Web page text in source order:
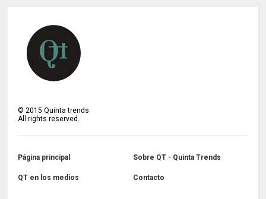
©2015 Quinta trends
All rights reserved.
Página principal Sobre QT - Quinta Trends
QT en los medios Contacto